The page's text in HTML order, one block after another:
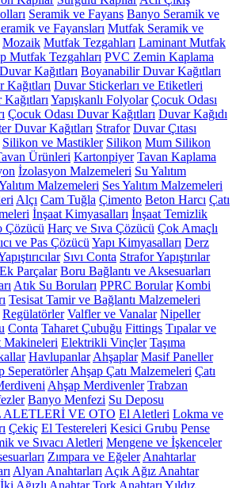
Seramik ve Fayans Banyo Seramik ve
ve Fayansları Mutfak Seramik ve
Mozaik Mutfak Tezgahları Laminant Mutfak
Mutfak Tezgahları PVC Zemin Kaplama
Duvar Kağıtları Boyanabilir Duvar Kağıtları
Duvar Stickerları ve Etiketleri
Yapışkanlı Folyolar Çocuk Odası
Çocuk Odası Duvar Kağıtları Duvar Kağıdı
Duvar Kağıtları Strafor Duvar Çıtası
Silikon ve Mastikler Silikon Mum Silikon
Ürünleri Kartonpiyer Tavan Kaplama
İzolasyon Malzemeleri Su Yalıtım
Malzemeleri Ses Yalıtım Malzemeleri
Alçı Cam Tuğla Çimento Beton Harcı Çatı
İnşaat Kimyasalları İnşaat Temizlik
Çözücü Harç ve Sıva Çözücü Çok Amaçlı
ve Pas Çözücü Yapı Kimyasalları Derz
Sıvı Conta Strafor Yapıştırılar
Parçalar Boru Bağlantı ve Aksesuarları
Atık Su Boruları PPRC Borular Kombi
Tesisat Tamir ve Bağlantı Malzemeleri
Regülatörler Valfler ve Vanalar Nipeller
Conta Taharet Çubuğu Fittings Tıpalar ve
Makineleri Elektrikli Vinçler Taşıma
Havlupanlar Ahşaplar Masif Paneller
Seperatörler Ahşap Çatı Malzemeleri Çatı
Ahşap Merdivenler Trabzan
Banyo Menfezi Su Deposu
ALETLERİ VE OTO El Aletleri Lokma ve
Çekiç El Testereleri Kesici Grubu Pense
ve Sıvacı Aletleri Mengene ve İşkenceler
Zımpara ve Eğeler Anahtarlar
Alyan Anahtarları Açık Ağız Anahtar
İki Ağızlı Anahtar Tork Anahtarı Yıldız